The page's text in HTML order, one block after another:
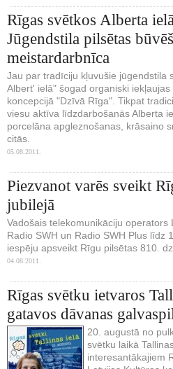
Rīgas svētkos Alberta
Jūgendstila pilsētas
meistardarbnīca
Jau par tradīciju kļuvušie jūgendstila
Albert' ielā" šogad organiski
koncepcijā "Dzīvā Rīga". Tikpat
viesu aktīva līdzdarbošanās Alberta
porcelāna apgleznošanas, krāsaino
citās.
05.08.2011.
Piezvanot varēs sveikt
jubilejā
Vadošais telekomunikāciju
Radio SWH un Radio SWH Plus līdz
iespēju apsveikt Rīgu pilsētas 810.
04.08.2011.
Rīgas svētku ietvaros
gatavos dāvanas
20. augustā no
svētku laikā
interesantākajiem